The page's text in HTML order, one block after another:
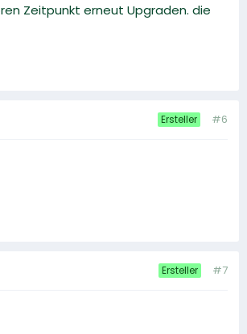
Zeitpunkt erneut Upgraden. die
Ersteller #6
Ersteller #7